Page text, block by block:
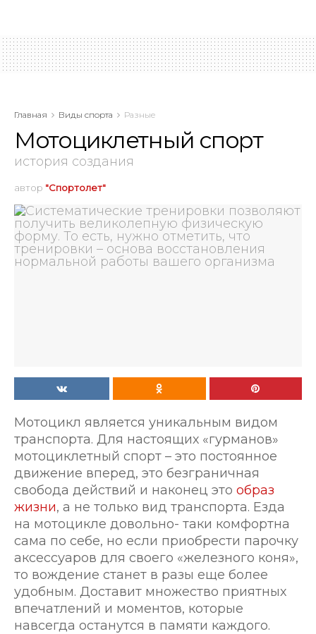
Главная Виды спорта Разные
Мотоциклетный спорт
история создания
автор "Спортолет"
Мотоцикл является уникальным видом
транспорта. Для настоящих «гурманов»
мотоциклетный спорт – это постоянное
движение вперед, это безграничная
свобода действий и наконец это образ
жизни, а не только вид транспорта. Езда
на мотоцикле довольно- таки комфортна
сама по себе, но если приобрести парочку
аксессуаров для своего «железного коня»,
то вождение станет в разы еще более
удобным. Доставит множество приятных
впечатлений и моментов, которые
навсегда останутся в памяти каждого.